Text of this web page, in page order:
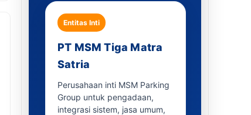
Entitas Inti
PT MSM Tiga Matra
Satria
Perusahaan inti MSM Parking
Group untuk pengadaan,
integrasi sistem, jasa umum,